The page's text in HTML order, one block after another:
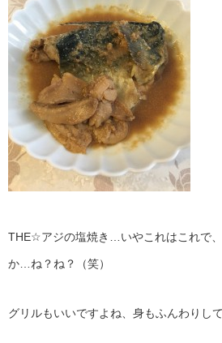
THE☆アジの塩焼き…いやこれはこれで
か…ね？ね？（笑）
グリルもいいですよね、身もふんわりし